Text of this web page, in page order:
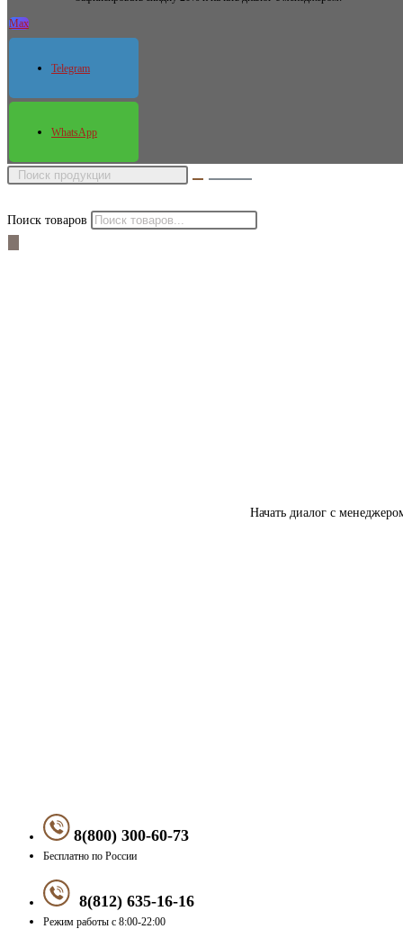
Max
Telegram
WhatsApp
Поиск товаров
Начать диалог с
8(800) 300-60-73
Бесплатно по России
8(812) 635-16-16
Режим работы с 8:00-22:00